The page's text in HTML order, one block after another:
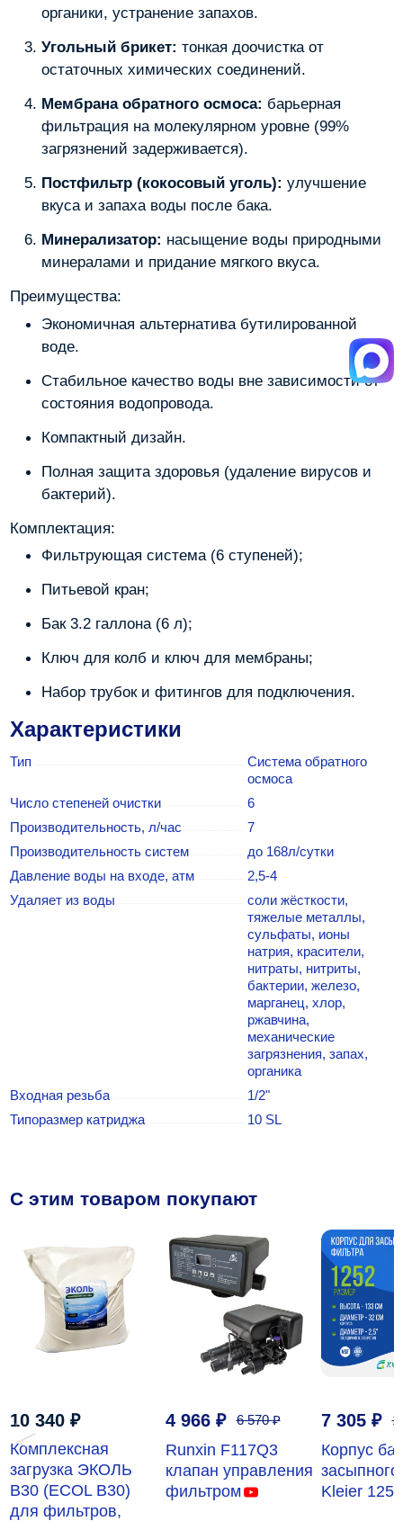
органики, устранение запахов.
Угольный брикет: тонкая доочистка от
остаточных химических соединений.
Мембрана обратного осмоса: барьерная
фильтрация на молекулярном уровне (99%
загрязнений задерживается).
Постфильтр (кокосовый уголь): улучшение
вкуса и запаха воды после бака.
Минерализатор: насыщение воды природными
минералами и придание мягкого вкуса.
Преимущества:
Экономичная альтернатива бутилированной
воде.
Стабильное качество воды вне зависимости от
состояния водопровода.
Компактный дизайн.
Полная защита здоровья (удаление вирусов и
бактерий).
Комплектация:
Фильтрующая система (6 ступеней);
Питьевой кран;
Бак 3.2 галлона (6 л);
Ключ для колб и ключ для мембраны;
Набор трубок и фитингов для подключения.
Характеристики
Тип
Система обратного
осмоса
Число степеней очистки
6
Производительность, л/час
7
Производительность систем
до 168л/сутки
Давление воды на входе, атм
2,5-4
Удаляет из воды
соли жёсткости,
тяжелые металлы,
сульфаты, ионы
натрия, красители,
нитраты, нитриты,
бактерии, железо,
марганец, хлор,
ржавчина,
механические
загрязнения, запах,
органика
Входная резьба
1/2"
Типоразмер катриджа
10 SL
C этим товаром покупают
10 340 ₽
Комплексная
загрузка ЭКОЛЬ
В30 (ECOL B30)
для фильтров,
4 966 ₽ 6 570₽
Runxin F117Q3
клапан управления
фильтром
7 305 ₽
Корпус
Kleier
‹